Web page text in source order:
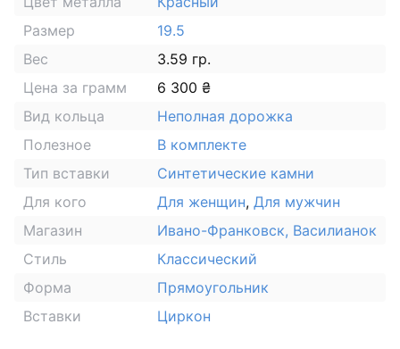
Размер
19.5
Вес
3.59 гр.
Цена за грамм
6 300 ₴
Вид кольца
Неполная дорожка
Полезное
В комплекте
Тип вставки
Синтетические камни
Для кого
Для женщин, Для мужчин
Магазин
Ивано-Франковск, Василианок
Стиль
Классический
Форма
Прямоугольник
Вставки
Циркон